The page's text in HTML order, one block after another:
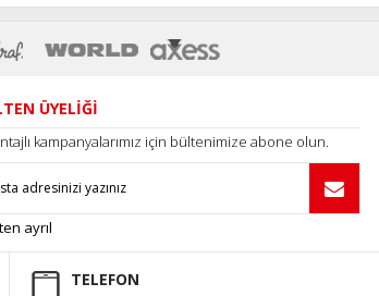
ÜYELİĞİ
kampanyalarımız için bültenimize abone olun.
ayrıl
TELEFON